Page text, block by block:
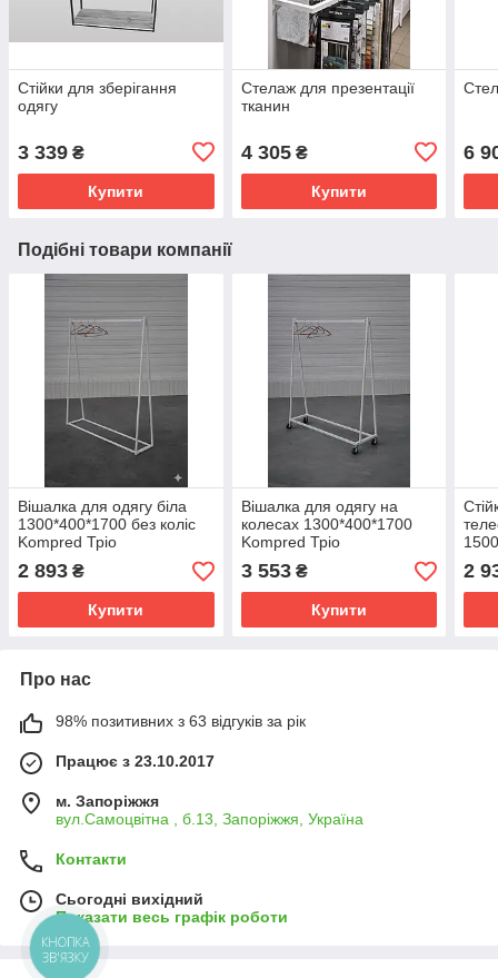
Стійки для зберігання
одягу
3 339 ₴
Купити
Стелаж для презентації
тканин
4 305₴
Купити
6
Подібні товари компанії
Вішалка для одягу біла
1300*400*1700 без коліс
Kompred Тріо
OL014/1300Б
2 893 ₴
Купити
Вішалка для одягу на
колесах 1300*400*1700
Kompred Тріо
OL014/1300БК Біла
3 553₴
Купити
2
Про нас
98% позитивних з 63 відгуків за рік
Працює з 23.10.2017
м. Запоріжжя
вул.Самоцвітна , б.13, Запоріжжя, Україна
Контакти
Сьогодні вихідний
Показати весь графік роботи
КНОПКА
ЗВ'ЯЗКУ